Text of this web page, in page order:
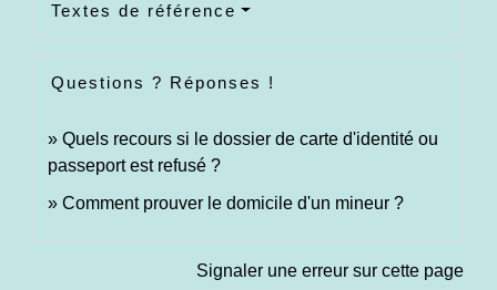
Textes de référence
Questions ? Réponses !
Quels recours si le dossier de carte d'identité ou
passeport est refusé ?
Comment prouver le domicile d'un mineur ?
Signaler une erreur sur cette page